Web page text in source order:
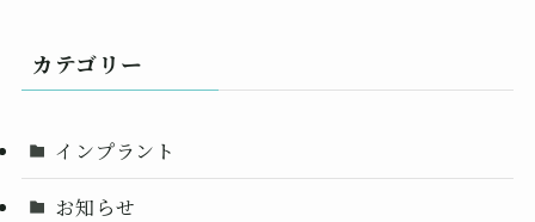
カテゴリー
インプラント
お知らせ